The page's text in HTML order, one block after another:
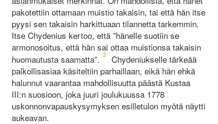
pakotettiin ottamaan muistio takaisin, tai että hän itse
pyysi sen takaisin harkittuaan tilannetta tarkemmin.
Itse Chydenius kertoo, että ”hänelle suotiin se
armonosoitus, että hän sai ottaa muistionsa takaisin
huomautusta saamatta”. 3
Chydeniukselle tärkeää
palkollisasiaa käsiteltiin parhaillaan, eikä hän ehkä
halunnut vaarantaa mahdollisuutta päästä Kustaa
III:n suosioon, joka juuri joulukuussa 1778
uskonnonvapauskysymyksen esilletulon myötä näytti
aukeavan.